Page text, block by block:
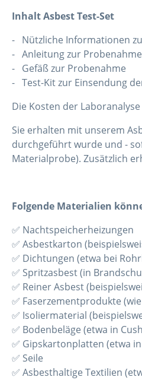
Inhalt Asbest Test-Set
- Nützliche Informationen
- Anleitung zur Probenahme
- Gefäß zur Probenahme
- Test-Kit zur Einsendung
Die Kosten der
Sie erhalten mit unserem
durchgeführt wurde und -
Materialprobe). Zusätzlich
Folgende Materialien
✅ Nachtspeicherheizungen
✅ Asbestkarton
✅ Dichtungen (etwa bei
✅ Spritzasbest (in
✅ Reiner Asbest
✅ Faserzementprodukte
✅ Isoliermaterial
✅ Bodenbeläge (etwa in
✅ Gipskartonplatten (etwa
✅ Seile
✅ Asbesthaltige Textilien